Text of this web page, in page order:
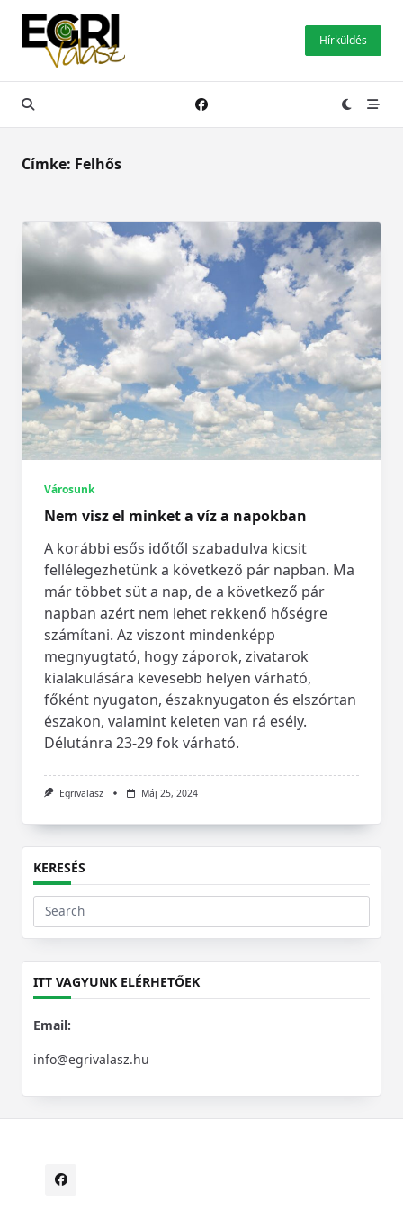
Skip
content
Hírküldés
Címke: Felhős
Városunk
Nem visz el minket a víz a napokban
A korábbi esős időtől szabadulva kicsit
fellélegezhetünk a következő pár napban. Ma
már többet süt a nap, de a következő pár
napban azért nem lehet rekkenő hőségre
számítani. Az viszont mindenképp
megnyugtató, hogy záporok, zivatarok
kialakulására kevesebb helyen várható,
főként nyugaton, északnyugaton és elszórtan
északon, valamint keleten van rá esély.
Délutánra 23-29 fok várható.
Egrivalasz Máj 25, 2024
KERESÉS
Search
for:
ITT VAGYUNK ELÉRHETŐEK
Email:
info@egrivalasz.hu